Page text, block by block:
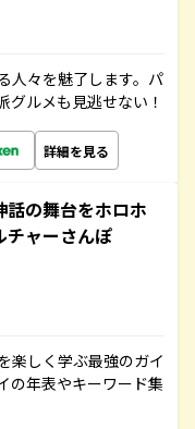
人々を魅了します。パ
グルメも見逃せない！
詳細を見る
の舞台をホロホ
ャーさんぽ
楽しく学ぶ最強のガイ
の年表やキーワード集